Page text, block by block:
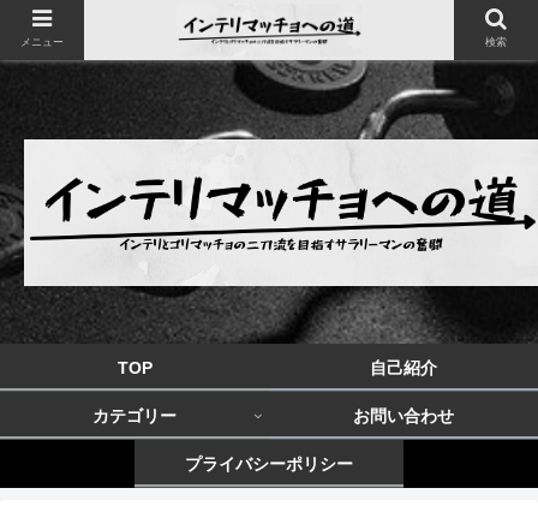
TOP 自己紹介
カテゴリー お問い合わせ
プライバシーポリシー
メニュー 検索